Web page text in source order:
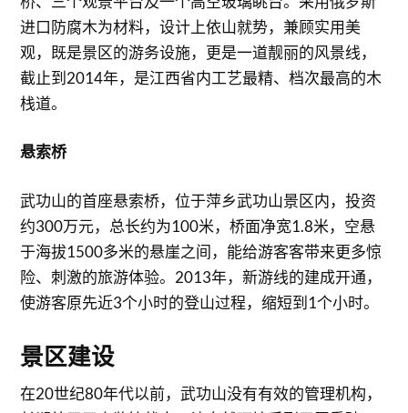
进口防腐木为材料，设计上依山就势，兼顾实用美
观，既是景区的游务设施，更是一道靓丽的风景线，
截止到2014年，是江西省内工艺最精、档次最高的木
栈道。
悬索桥
武功山的首座悬索桥，位于萍乡武功山景区内，投资
约300万元，总长约为100米，桥面净宽1.8米，空悬
于海拔1500多米的悬崖之间，能给游客客带来更多惊
险、刺激的旅游体验。2013年，新游线的建成开通，
使游客原先近3个小时的登山过程，缩短到1个小时。
景区建设
在20世纪80年代以前，武功山没有有效的管理机构，